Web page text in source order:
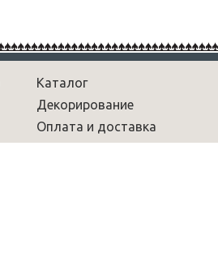
Каталог
Декорирование
Оплата и доставка